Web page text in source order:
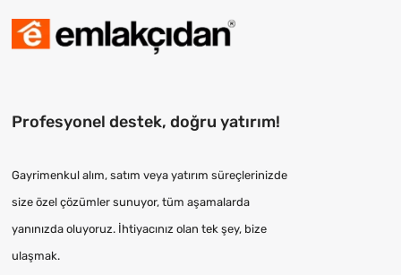
Profesyonel destek, doğru yatırım!
Gayrimenkul alım, satım veya yatırım süreçlerinizde
size özel çözümler sunuyor, tüm aşamalarda
yanınızda oluyoruz. İhtiyacınız olan tek şey, bize
ulaşmak.